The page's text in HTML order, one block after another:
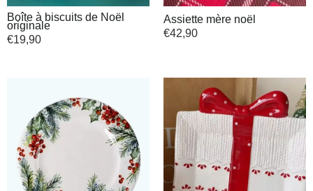
Boîte à biscuits de Noël
originale
€19,90
Assiette mère noël
€42,90